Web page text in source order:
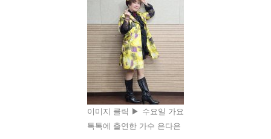
이미지 클릭 ▶ 수요일 가요
톡톡에 출연한 가수 은다은